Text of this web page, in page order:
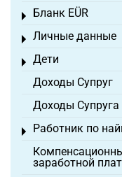
Бланк EÜR
Toggle menu
Личные данные
Toggle menu
Дети
Toggle menu
Доходы Супруг
Доходы Супруга
Работник по
Toggle menu
заработной